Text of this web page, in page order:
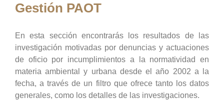
Gestión PAOT
En esta sección encontrarás los resultados de las
investigación motivadas por denuncias y actuaciones
de oficio por incumplimientos a la normatividad en
materia ambiental y urbana desde el año 2002 a la
fecha, a través de un filtro que ofrece tanto los datos
generales, como los detalles de las investigaciones.